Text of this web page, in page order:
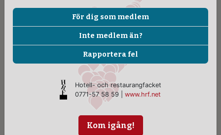
För dig som medlem
Inte medlem än?
Rapportera fel
Hotell- och restaurangfacket
0771-57 58 59 |www.hrf.net
Kom igång!